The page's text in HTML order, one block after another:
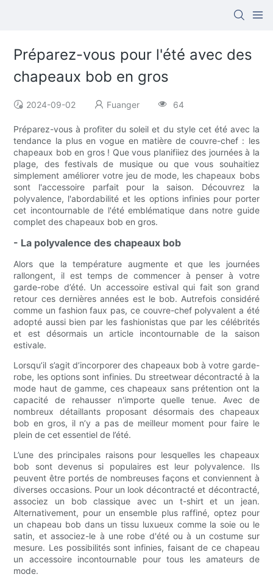
Préparez-vous pour l'été avec des
chapeaux bob en gros
2024-09-02 Fuanger 64
Préparez-vous à profiter du soleil et du style cet été avec la
tendance la plus en vogue en matière de couvre-chef : les
chapeaux bob en gros ! Que vous planifiiez des journées à la
plage, des festivals de musique ou que vous souhaitiez
simplement améliorer votre jeu de mode, les chapeaux bobs
sont l'accessoire parfait pour la saison. Découvrez la
polyvalence, l'abordabilité et les options infinies pour porter
cet incontournable de l'été emblématique dans notre guide
complet des chapeaux bob en gros.
- La polyvalence des chapeaux bob
Alors que la température augmente et que les journées
rallongent, il est temps de commencer à penser à votre
garde-robe d’été. Un accessoire estival qui fait son grand
retour ces dernières années est le bob. Autrefois considéré
comme un fashion faux pas, ce couvre-chef polyvalent a été
adopté aussi bien par les fashionistas que par les célébrités
et est désormais un article incontournable de la saison
estivale.
Lorsqu’il s’agit d’incorporer des chapeaux bob à votre garde-
robe, les options sont infinies. Du streetwear décontracté à la
mode haut de gamme, ces chapeaux sans prétention ont la
capacité de rehausser n'importe quelle tenue. Avec de
nombreux détaillants proposant désormais des chapeaux
bob en gros, il n’y a pas de meilleur moment pour faire le
plein de cet essentiel de l’été.
L’une des principales raisons pour lesquelles les chapeaux
bob sont devenus si populaires est leur polyvalence. Ils
peuvent être portés de nombreuses façons et conviennent à
diverses occasions. Pour un look décontracté et décontracté,
associez un bob classique avec un t-shirt et un jean.
Alternativement, pour un ensemble plus raffiné, optez pour
un chapeau bob dans un tissu luxueux comme la soie ou le
satin, et associez-le à une robe d'été ou à un costume sur
mesure. Les possibilités sont infinies, faisant de ce chapeau
un accessoire incontournable pour tous les amateurs de
mode.